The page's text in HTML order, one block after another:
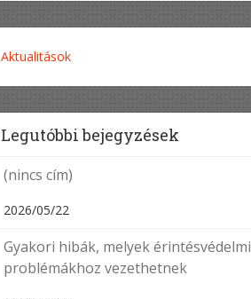
Aktualitások
Egyéb
Érintésvédelem
Tűzvédelem
Villámvédelem
Legutóbbi bejegyzések
(nincs cím)
2026/05/22
Gyakori hibák, melyek érintésvédelmi
problémákhoz vezethetnek